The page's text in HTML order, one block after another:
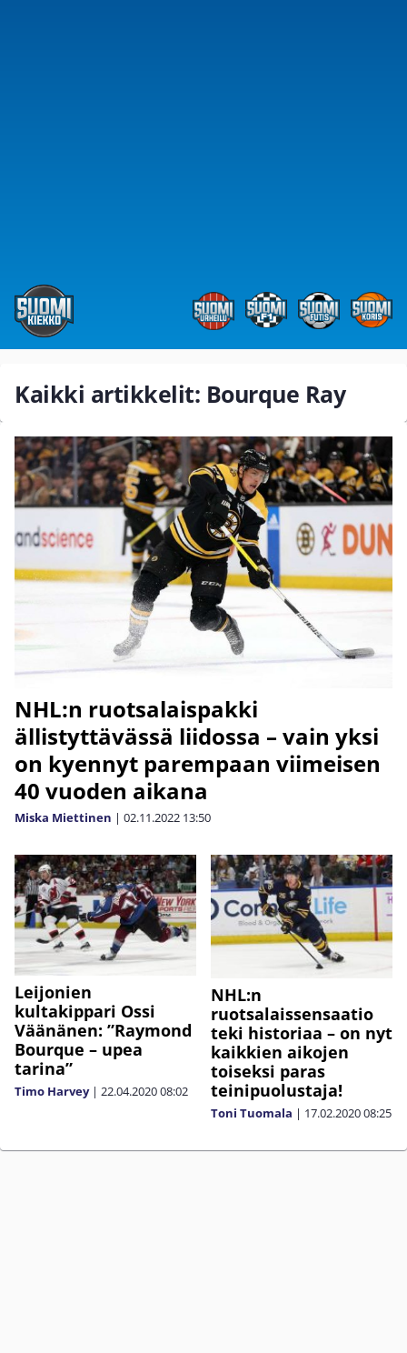
Kaikki artikkelit: Bourque Ray
NHL:n ruotsalaispakki
ällistyttävässä liidossa – vain yksi
on kyennyt parempaan viimeisen
40 vuoden aikana
Miska Miettinen | 02.11.2022 13:50
Leijonien
kultakippari Ossi
Väänänen: ”Raymond
Bourque – upea
tarina”
Timo Harvey| 22.04.202008:02
NHL:n
ruotsalaissensaatio
teki historiaa – on nyt
kaikkien aikojen
toiseksi paras
teinipuolustaja!
Toni Tuomala | 17.02.202008:25